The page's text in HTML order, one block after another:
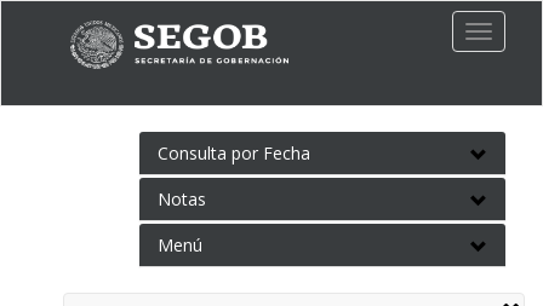
Toggle
Consulta por Fecha
Notas
Menú